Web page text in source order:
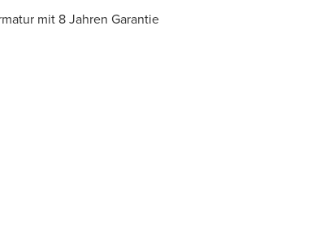
mit 8 Jahren Garantie